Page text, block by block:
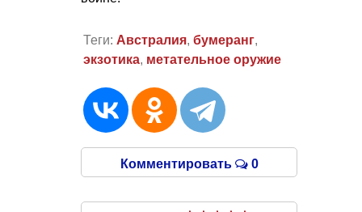
Теги: Австралия, бумеранг,
экзотика, метательное оружие
Комментировать 0